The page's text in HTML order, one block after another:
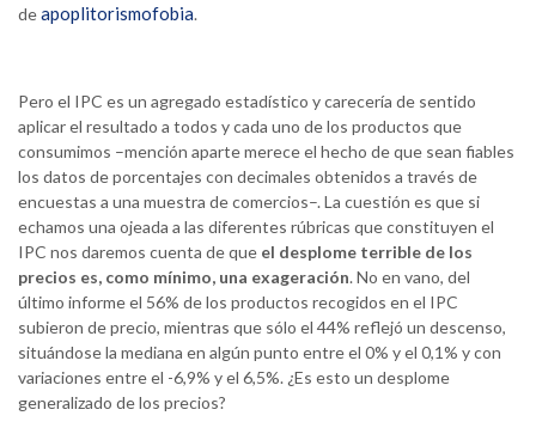
deapoplitorismofobia.
Pero el IPC es un agregado estadístico y carecería de sentido
aplicar el resultado a todos y cada uno de los productos que
consumimos –mención aparte merece el hecho de que sean fiables
los datos de porcentajes con decimales obtenidos a través de
encuestas a una muestra de comercios–. La cuestión es que si
echamos una ojeada a las diferentes rúbricas que constituyen el
IPC nos daremos cuenta de que el desplome terrible de los
precios es, como mínimo, una exageración. No en vano, del
último informe el 56% de los productos recogidos en el IPC
subieron de precio, mientras que sólo el 44% reflejó un descenso,
situándose la mediana en algún punto entre el 0% y el 0,1% y con
variaciones entre el -6,9% y el 6,5%. ¿Es esto un desplome
generalizado de los precios?